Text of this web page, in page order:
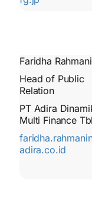
Faridha
Head of Public
Relation
PT Adira
Multi Finance
adira.co.id